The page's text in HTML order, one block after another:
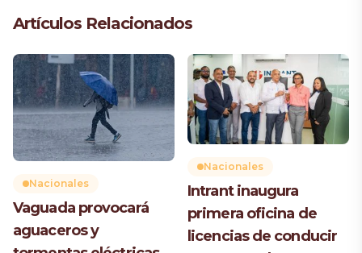
Artículos Relacionados
Nacionales
Vaguada provocará
aguaceros y
Nacionales
Intrant inaugura
primera oficina de
licencias de conducir